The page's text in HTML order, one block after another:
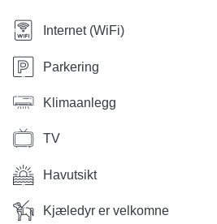
Internet (WiFi)
Parkering
Klimaanlegg
TV
Havutsikt
Kjæledyr er velkomne